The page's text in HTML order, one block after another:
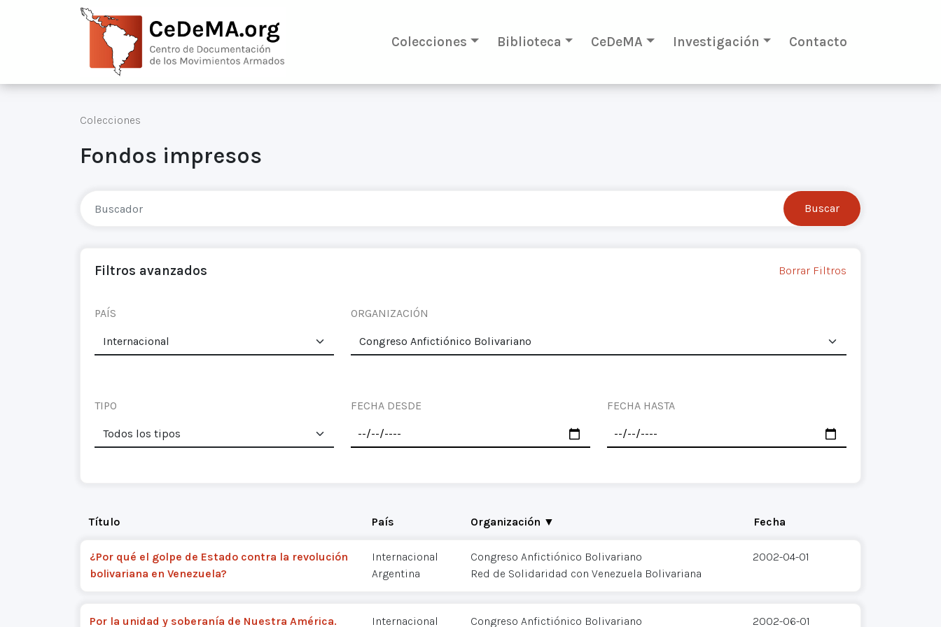
Colecciones Biblioteca CeDeMA Investigación Contacto
Colecciones
Fondos impresos
Filtros avanzados Borrar Filtros
PAÍS ORGANIZACIÓN
TIPO FECHA DESDE FECHA HASTA
Título País Organización ▼ Fecha
¿Por qué el golpe de Estado contra la revolución
bolivariana en Venezuela?
Internacional
Argentina
Congreso Anfictiónico Bolivariano
Red de Solidaridad con Venezuela Bolivariana
2002-04-01
Por la unidad y soberanía de Nuestra América. Internacional Congreso Anfictiónico Bolivariano 2002-06-01